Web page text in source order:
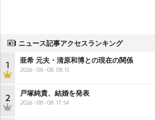
ニュース記事アクセスランキング
1 亜希 元夫・清原和博との現在の関係
2026-08-08 08:15
2 戸塚純貴、結婚を発表
2026-08-08 17:54